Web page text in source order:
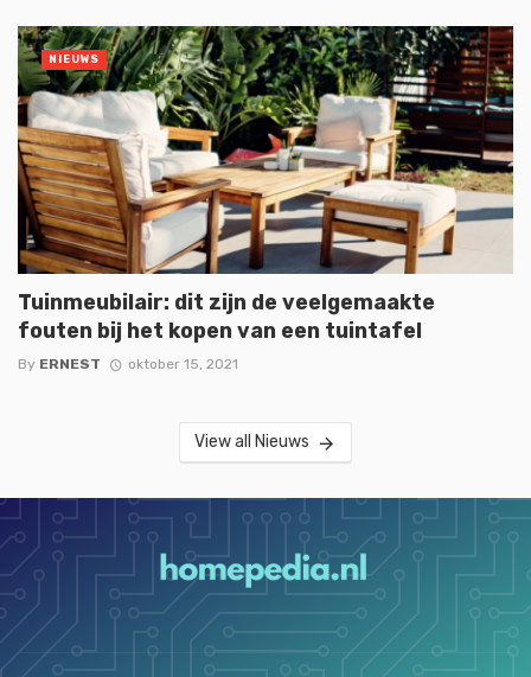
Tuinmeubilair: dit zijn de veelgemaakte
fouten bij het kopen van een tuintafel
By ERNEST oktober 15, 2021
NIEUWS
View all Nieuws